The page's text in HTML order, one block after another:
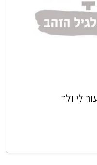
לי ולך